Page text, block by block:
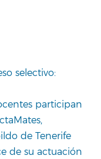
selectivo:
participan
de Tenerife
de su actuación